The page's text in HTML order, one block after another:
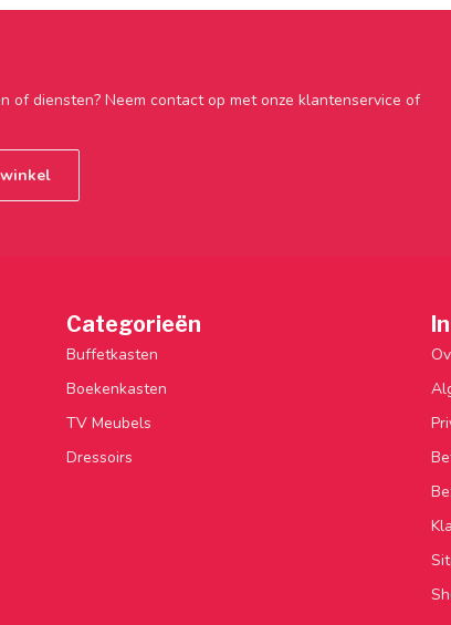
of diensten? Neem contact op met onze klantenservice of
Categorieën
Buffetkasten
Boekenkasten
TV Meubels
Dressoirs